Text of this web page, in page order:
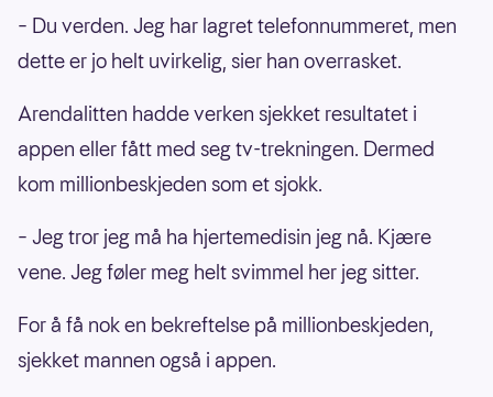
– Du verden. Jeg har lagret telefonnummeret, men
dette er jo helt uvirkelig, sier han overrasket.
Arendalitten hadde verken sjekket resultatet i
appen eller fått med seg tv-trekningen. Dermed
kom millionbeskjeden som et sjokk.
– Jeg tror jeg må ha hjertemedisin jeg nå. Kjære
vene. Jeg føler meg helt svimmel her jeg sitter.
For å få nok en bekreftelse på millionbeskjeden,
sjekket mannen også i appen.